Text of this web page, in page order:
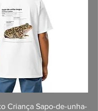
Criança Sapo-de-unha-